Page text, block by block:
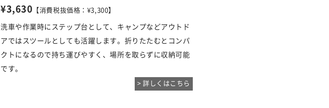
¥3,630 【消費税抜価格：¥3,300】
洗車や作業時にステップ台として、キャンプなどアウトド
アではスツールとしても活躍します。折りたたむとコンパ
クトになるので持ち運びやすく、場所を取らずに収納可能
です。
> 詳しくはこちら